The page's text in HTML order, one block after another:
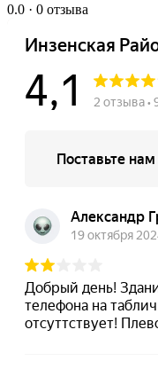
0.0 · 0 отзыва